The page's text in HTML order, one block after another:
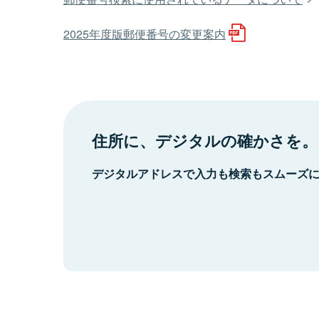
2025年度版郵便番号の変更案内
住所に、デジタルの確かさを。
デジタルアドレスで入力も検索もスムーズ